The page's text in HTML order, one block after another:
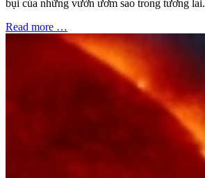
bụi của những vườn ươm sao trong tương lai.
Read more …